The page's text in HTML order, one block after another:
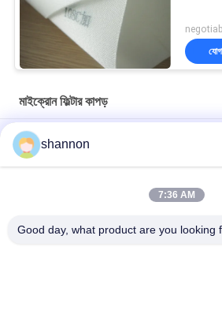
মাইক্রোন ফিল্টার কাপড়
পলিয়েস্টার 1 মাইক্রন তরল পরিস্রাবণের জন্য
পলিয়েস্টার মাইক্রোন ফিল্টার কাপড় সিলিকন উপাদানের সাথে
shannon
7:36 AM
Good day, what product are you looking